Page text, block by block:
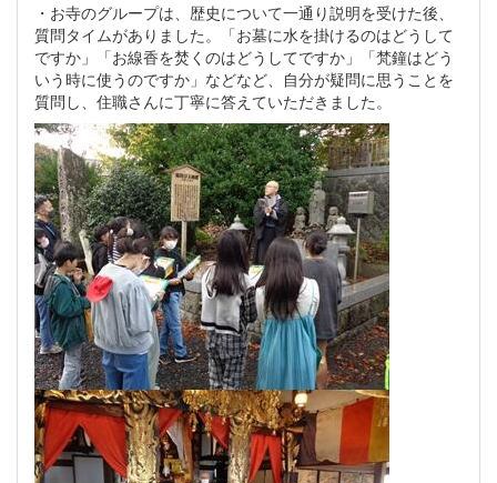
・お寺のグループは、歴史について一通り説明を受けた後、
質問タイムがありました。「お墓に水を掛けるのはどうして
ですか」「お線香を焚くのはどうしてですか」「梵鐘はどう
いう時に使うのですか」などなど、自分が疑問に思うことを
質問し、住職さんに丁寧に答えていただきました。